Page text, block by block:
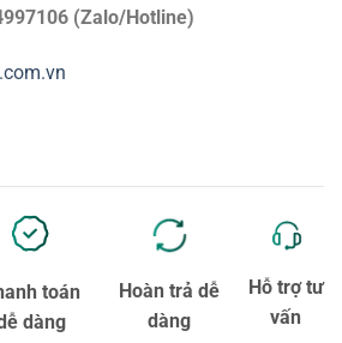
(Zalo/Hotline)
toán
dàng
Hoàn trả dễ
dàng
Hỗ trợ tư
vấn